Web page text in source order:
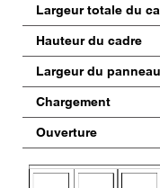
Largeur totale du
Hauteur du cadre
Largeur du panneau
Chargement
Ouverture